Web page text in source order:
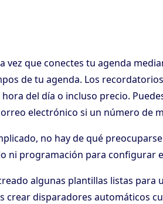
vez que conectes tu agenda
de tu agenda. Los
del día o incluso precio.
electrónico si un número de
no hay de qué
ni programación para configurar
algunas plantillas listas para
crear disparadores automáticos